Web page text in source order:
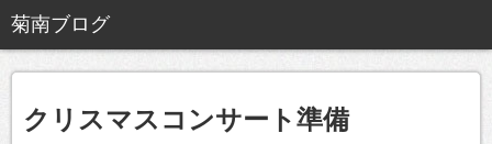
クリスマスコンサート準備